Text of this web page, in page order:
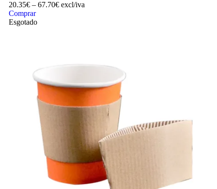
20.35€ – 67.70€ excl/iva
Comprar
Esgotado